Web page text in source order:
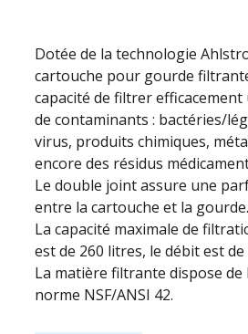
Dotée de la technologie
cartouche pour gourde
capacité de filtrer
de contaminants : bactéries/
virus, produits chimiques,
encore des résidus
Le double joint assure une
entre la cartouche et la gourde.
La capacité maximale de
est de 260 litres, le débit est
La matière filtrante dispose de
norme NSF/ANSI 42.